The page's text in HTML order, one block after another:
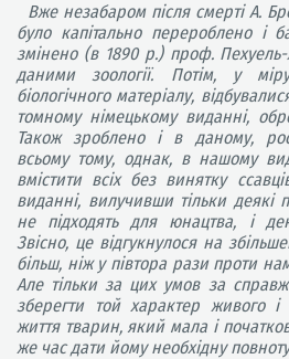
Вже незабаром після смерті А.
було капітально перероблено і
змінено (в 1890 р.) проф. Пехуель-
даними зоології. Потім, у
біологічного матеріалу,
томному німецькому виданні,
Також зроблено і в даному,
всьому тому, однак, в нашому
вмістити всіх без винятку
виданні, вилучивши тільки деякі
не підходять для юнацтва, і
Звісно, це відгукнулося на
більш, ніж у півтора рази проти
Але тільки за цих умов за
зберегти той характер живого
життя тварин, який мала і
же час дати йому необхідну повноту